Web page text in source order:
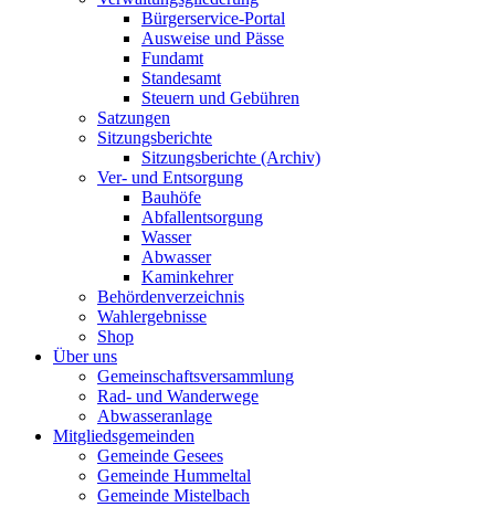
Bürgerservice-Portal
Ausweise und Pässe
Fundamt
Standesamt
Steuern und Gebühren
Satzungen
Sitzungsberichte
Sitzungsberichte (Archiv)
Ver- und Entsorgung
Bauhöfe
Abfallentsorgung
Wasser
Abwasser
Kaminkehrer
Behördenverzeichnis
Wahlergebnisse
Shop
Über uns
Gemeinschaftsversammlung
Rad- und Wanderwege
Abwasseranlage
Mitgliedsgemeinden
Gemeinde Gesees
Gemeinde Hummeltal
Gemeinde Mistelbach